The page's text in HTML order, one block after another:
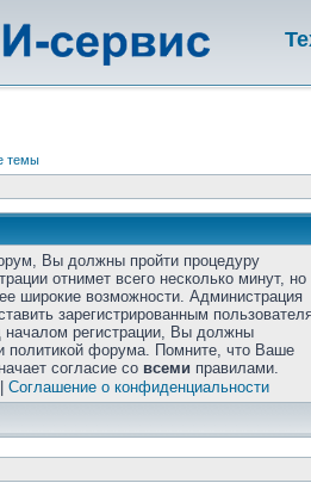
темы
Вы должны пройти процедуру
отнимет всего несколько минут, но
широкие возможности. Администрация
зарегистрированным
регистрации, Вы должны
политикой форума. Помните, что Ваше
согласие со всеми правилами.
Соглашение о конфиденциальности